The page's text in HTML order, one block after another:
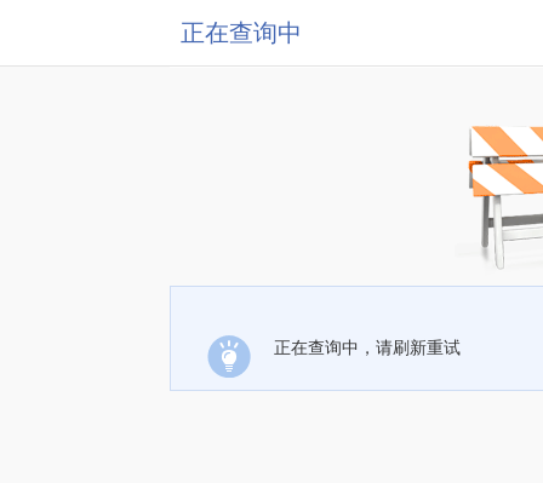
正在查询中
正在查询中，请刷新重试